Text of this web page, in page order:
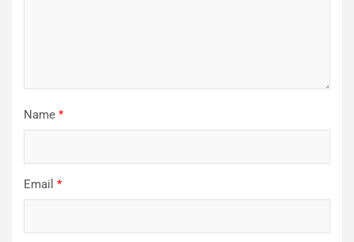
Name *
Email *